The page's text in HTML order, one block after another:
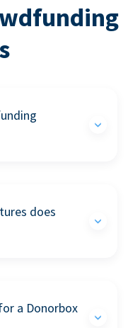
does
a Donorbox